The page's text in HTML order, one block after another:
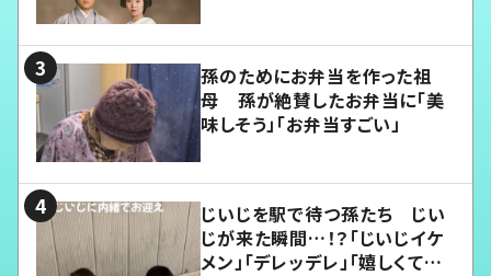
孫のためにお弁当を作った祖
母 孫が絶賛したお弁当に「美
味しそう」「お弁当すごい」
じいじを駅で待つ孫たち じい
じが来た瞬間…！？「じいじイケ
メン」「デレッデレ」「嬉しくて可